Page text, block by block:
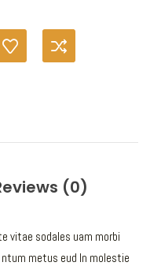
(0)
vitae sodales uam morbi
metus eud In molestie